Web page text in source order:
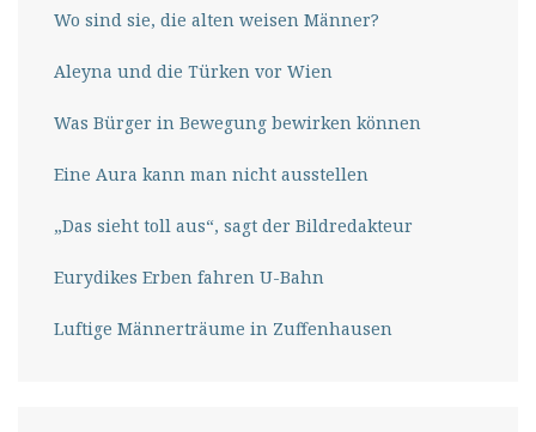
Wo sind sie, die alten weisen Männer?
Aleyna und die Türken vor Wien
Was Bürger in Bewegung bewirken können
Eine Aura kann man nicht ausstellen
„Das sieht toll aus“, sagt der Bildredakteur
Eurydikes Erben fahren U-Bahn
Luftige Männerträume in Zuffenhausen